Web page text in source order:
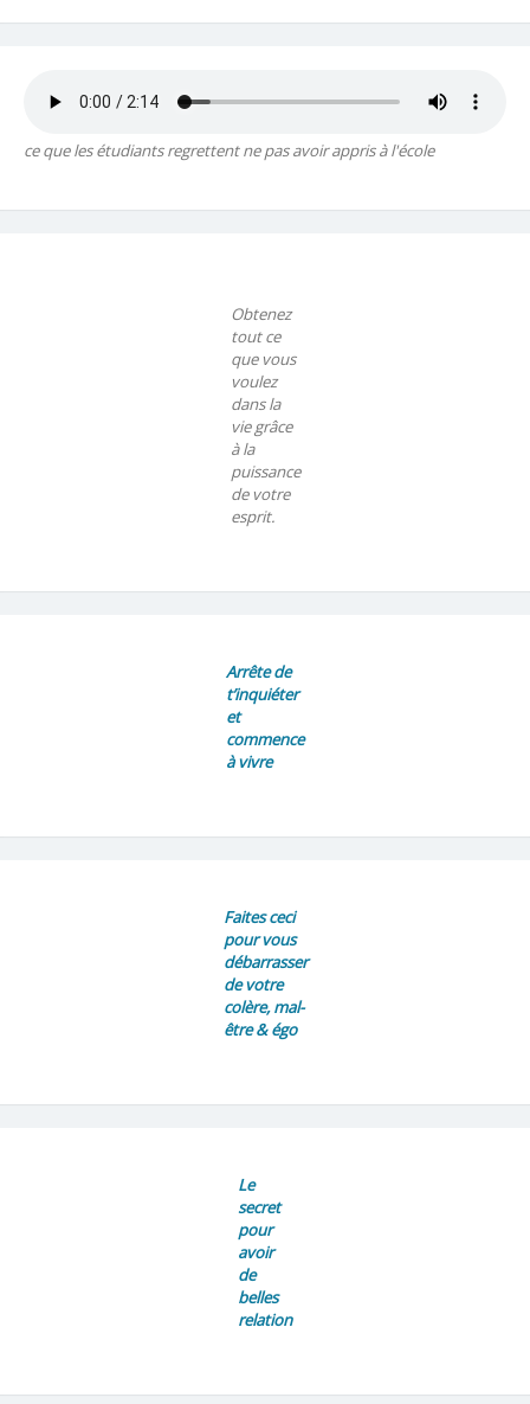
ce que les étudiants regrettent ne pas avoir appris à l'école
Obtenez
tout ce
que vous
voulez
dans la
vie grâce
à la
puissance
de votre
esprit.
Arrête de
t’inquiéter
et
commence
à vivre
Faites ceci
pour vous
débarrasser
de votre
colère, mal-
être & égo
Le
secret
pour
avoir
de
belles
relation